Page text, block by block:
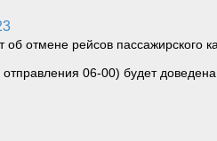
отмене рейсов пассажирского
06-00) будет доведена